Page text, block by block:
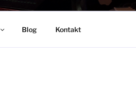
Blog Kontakt